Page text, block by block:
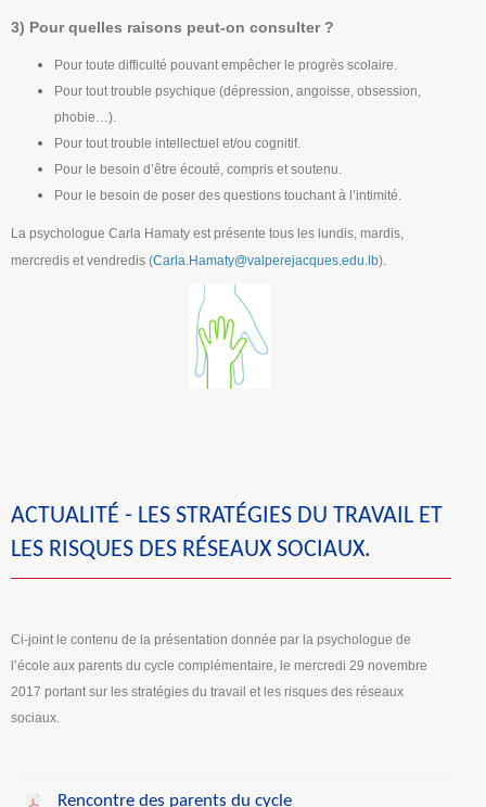
3) Pour quelles raisons peut-on consulter ?
Pour toute difficulté pouvant empêcher le progrès scolaire.
Pour tout trouble psychique (dépression, angoisse, obsession,
phobie…).
Pour tout trouble intellectuel et/ou cognitif.
Pour le besoin d’être écouté, compris et soutenu.
Pour le besoin de poser des questions touchant à l’intimité.
La psychologue Carla Hamaty est présente tous les lundis, mardis,
mercredis et vendredis (Carla.Hamaty@valperejacques.edu.lb).
ACTUALITÉ - LES STRATÉGIES DU TRAVAIL ET
LES RISQUES DES RÉSEAUX SOCIAUX.
Ci-joint le contenu de la présentation donnée par la psychologue de
l’école aux parents du cycle complémentaire, le mercredi 29 novembre
2017 portant sur les stratégies du travail et les risques des réseaux
sociaux.
Rencontre des parents du cycle